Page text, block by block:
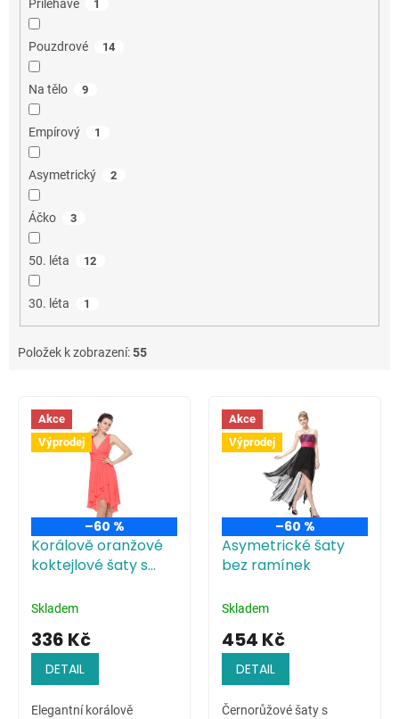
Přiléhavé 1
Pouzdrové 14
Na tělo 9
Empírový 1
Asymetrický 2
Áčko 3
50. léta 12
30. léta 1
Položek k zobrazení:55
Akce
Výprodej
–60 %
Korálově oranžové
koktejlové šaty s
volnými zády
Skladem
336 Kč
DETAIL
Elegantní korálově
Akce
Výprodej
–60 %
Asymetrické šaty
bez ramínek
Skladem
454 Kč
DETAIL
Černorůžové šaty s